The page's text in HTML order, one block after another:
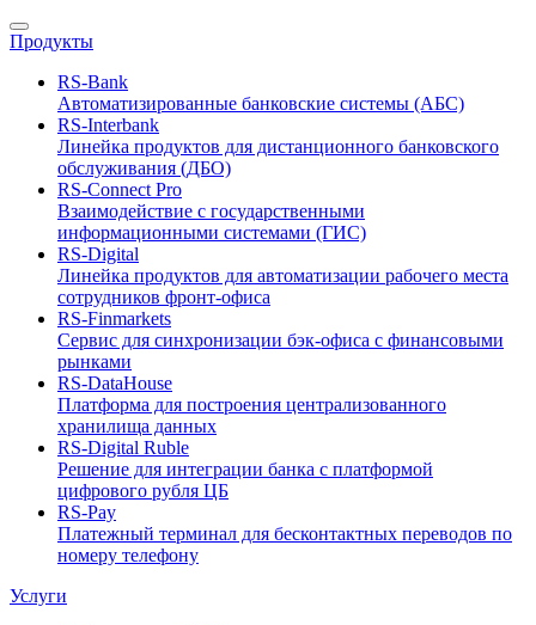
Продукты
RS-Bank
Автоматизированные банковские системы (АБС)
RS-Interbank
Линейка продуктов для дистанционного банковского
обслуживания (ДБО)
RS-Connect Pro
Взаимодействие с государственными
информационными системами (ГИС)
RS-Digital
Линейка продуктов для автоматизации рабочего места
сотрудников фронт-офиса
RS-Finmarkets
Сервис для синхронизации бэк-офиса с финансовыми
рынками
RS-DataHouse
Платформа для построения централизованного
хранилища данных
RS-Digital Ruble
Решение для интеграции банка с платформой
цифрового рубля ЦБ
RS-Pay
Платежный терминал для бесконтактных переводов по
номеру телефону
Услуги